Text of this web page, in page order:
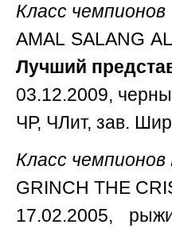
Класс чемпионов
AMAL SALANG
Лучший
03.12.2009,
ЧР, ЧЛит, зав.
Класс
GRINCH THE
17.02.2005,